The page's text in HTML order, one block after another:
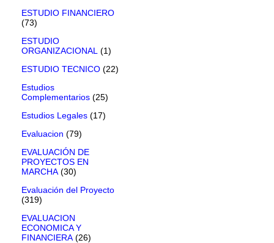
ESTUDIO FINANCIERO
(73)
ESTUDIO
ORGANIZACIONAL (1)
ESTUDIO TECNICO (22)
Estudios
Complementarios (25)
Estudios Legales (17)
Evaluacion (79)
EVALUACIÓN DE
PROYECTOS EN
MARCHA (30)
Evaluación del Proyecto
(319)
EVALUACION
ECONOMICA Y
FINANCIERA (26)